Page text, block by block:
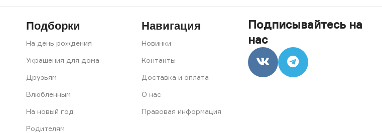
Подборки
На день рождения
Украшения для дома
Друзьям
Влюбленным
На новый год
Родителям
Навигация
Новинки
Контакты
Доставка и оплата
О нас
Правовая информация
Подписывайтесь на
нас